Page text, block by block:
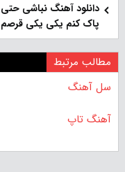
دانلود آهنگ نباشی
پاک کنم یکی یکی قرصم
مطالب مرتبط
سل آهنگ
آهنگ تاپ